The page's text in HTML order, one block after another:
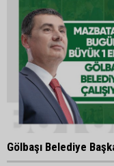
Gölbaşı Belediye